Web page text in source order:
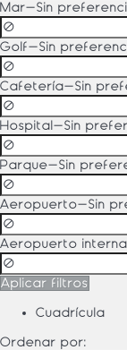
Mar-Sin
Golf-Sin
Cafetería-Sin
Hospital -Sin
Parque-Sin
Aeropuerto-Sin
Aeropuerto
Aplicar filtros
Cuadrícula
Ordenar por: